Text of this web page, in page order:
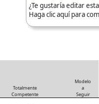
¿Te gustaría editar
Haga clic aquí para
Totalmente
Competente
Modelo
a
Seguir